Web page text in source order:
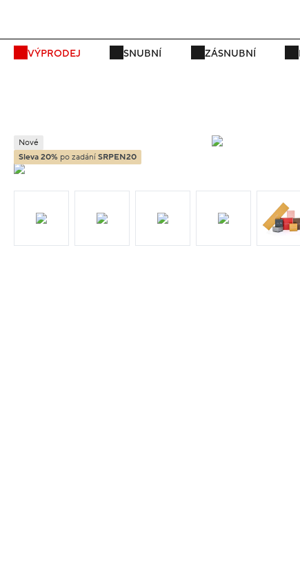
VÝPRODEJ SNUBNÍ ZÁSNUBNÍ
Nové
Sleva 20% po zadání SRPEN20